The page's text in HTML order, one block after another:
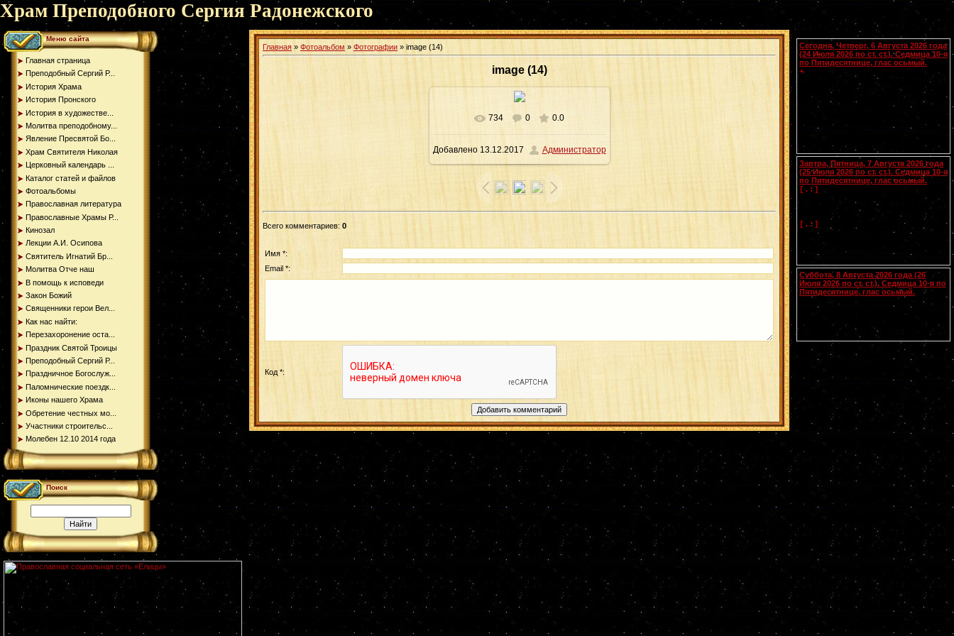
Храм Преподобного Сергия Радонежского
Меню сайта
Главная страница
Преподобный Сергий Р...
История Храма
История Пронского
История в художестве...
Молитва преподобному...
Явление Пресвятой Бо...
Храм Святителя Николая
Церковный календарь ...
Каталог статей и файлов
Фотоальбомы
Православная литература
Православные Храмы Р...
Кинозал
Лекции А.И. Осипова
Святитель Игнатий Бр...
Молитва Отче наш
В помощь к исповеди
Закон Божий
Священники герои Вел...
Как нас найти:
Перезахоронение оста...
Праздник Святой Троицы
Преподобный Сергий Р...
Праздничное Богослуж...
Паломнические поездк...
Иконы нашего Храма
Обретение честных мо...
Участники строительс...
Молебен 12.10 2014 года
Поиск
Главная » Фотоальбом » Фотографии » image (14)
image (14)
В реальном размере 640x426
64.2Kb
734 0 0.0
Добавлено13.12.2017 Администратор
Всего комментариев: 0
Имя *:
Email *:
Код *:
Сегодня, Четверг, 6 Августа 2026 года
(24 Июля 2026 по ст. ст.). Седмица 10-я
по Пятидесятнице, глас осьмый.
+ Блгвв. князей страторпцев
и
, во св. Крещении Романа и
[.:] Мц. Христины
300). Прп. Поликарпа, архимандрита
Печерского (1182). Новомч. Афанасия
Феофила из Закинфоса (1603) (
Греч.
Завтра, Пятница, 7 Августа 2026 года
(25 Июля 2026 по ст. ст.). Седмица 10-я
по Пятидесятнице, глас осьмый.
[.:]
, матери
Олимпиады диакониссы (408-410) и
Евпраксии девы, Тавеннской (413).
[.:]
Желтоводского,
Унженского (1444). Мчч. Санкта,
Маттура, Аттала и Бландины, Лионских
Галл.
). Память V Вселенского Собора
(553).
Суббота, 8 Августа 2026 года (26
Июля 2026 по ст. ст.). Седмица 10-я по
Пятидесятнице, глас осьмый.
Сщмчч. Ермолая, Ермиппа и Ермократа,
иереев Никомидийских (ок. 305). Прп.
пещерах (ок. 1043). Прмц. Параскевы